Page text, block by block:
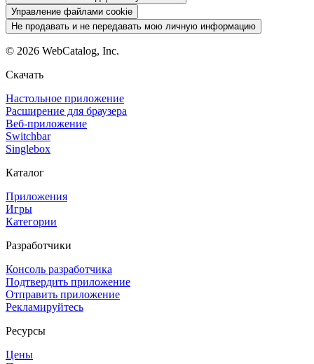
Управление файлами cookie
Не продавать и не передавать мою личную информацию
© 2026 WebCatalog, Inc.
Скачать
Настольное приложение
Расширение для браузера
Веб-приложение
Switchbar
Singlebox
Каталог
Приложения
Игры
Категории
Разработчики
Консоль разработчика
Подтвердить приложение
Отправить приложение
Рекламируйтесь
Ресурсы
Цены